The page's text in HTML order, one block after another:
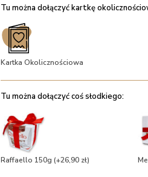
Tu można dołączyć kartkę
Kartka Okolicznościowa
Tu można dołączyć coś słodkiego:
Raffaello 150g (+26,90 zł)